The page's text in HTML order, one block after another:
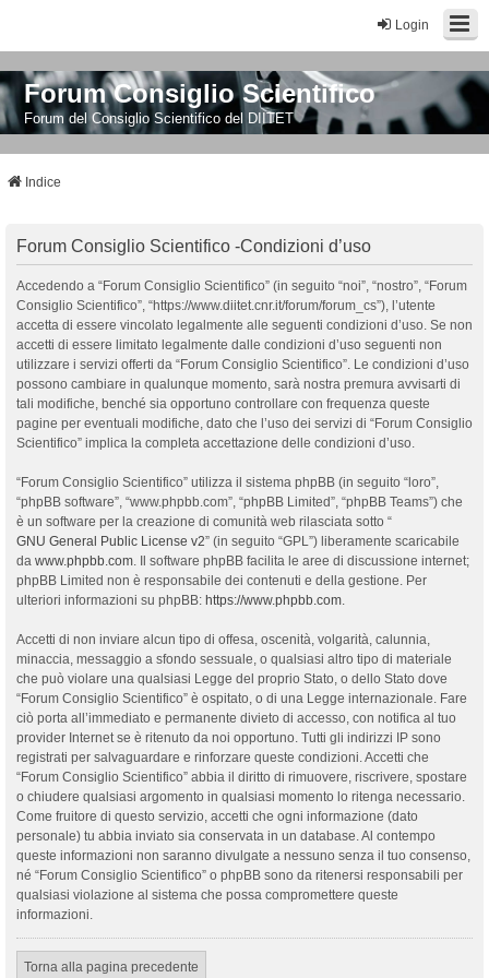
Login
Forum Consiglio Scientifico
Forum del Consiglio Scientifico del DIITET
Indice
Forum Consiglio Scientifico -Condizioni d’uso
Accedendo a “Forum Consiglio Scientifico” (in seguito “noi”, “nostro”, “Forum
Consiglio Scientifico”, “https://www.diitet.cnr.it/forum/forum_cs”), l’utente
accetta di essere vincolato legalmente alle seguenti condizioni d’uso. Se non
accetti di essere limitato legalmente dalle condizioni d’uso seguenti non
utilizzare i servizi offerti da “Forum Consiglio Scientifico”. Le condizioni d’uso
possono cambiare in qualunque momento, sarà nostra premura avvisarti di
tali modifiche, benché sia opportuno controllare con frequenza queste
pagine per eventuali modifiche, dato che l’uso dei servizi di “Forum Consiglio
Scientifico” implica la completa accettazione delle condizioni d’uso.
“Forum Consiglio Scientifico” utilizza il sistema phpBB (in seguito “loro”,
“phpBB software”, “www.phpbb.com”, “phpBB Limited”, “phpBB Teams”) che
è un software per la creazione di comunità web rilasciata sotto “
GNU General Public License v2” (in seguito “GPL”) liberamente scaricabile
da www.phpbb.com. Il software phpBB facilita le aree di discussione internet;
phpBB Limited non è responsabile dei contenuti e della gestione. Per
ulteriori informazioni su phpBB: https://www.phpbb.com.
Accetti di non inviare alcun tipo di offesa, oscenità, volgarità, calunnia,
minaccia, messaggio a sfondo sessuale, o qualsiasi altro tipo di materiale
che può violare una qualsiasi Legge del proprio Stato, o dello Stato dove
“Forum Consiglio Scientifico” è ospitato, o di una Legge internazionale. Fare
ciò porta all’immediato e permanente divieto di accesso, con notifica al tuo
provider Internet se è ritenuto da noi opportuno. Tutti gli indirizzi IP sono
registrati per salvaguardare e rinforzare queste condizioni. Accetti che
“Forum Consiglio Scientifico” abbia il diritto di rimuovere, riscrivere, spostare
o chiudere qualsiasi argomento in qualsiasi momento lo ritenga necessario.
Come fruitore di questo servizio, accetti che ogni informazione (dato
personale) tu abbia inviato sia conservata in un database. Al contempo
queste informazioni non saranno divulgate a nessuno senza il tuo consenso,
né “Forum Consiglio Scientifico” o phpBB sono da ritenersi responsabili per
qualsiasi violazione al sistema che possa compromettere queste
informazioni.
Torna alla pagina precedente